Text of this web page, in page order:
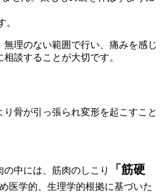
。
無理のない範囲で行い、痛みを感じ
談することが大切です。
り骨が引っ張られ変形を起こすこと
中には、筋肉のしこり
「筋硬
医学的、生理学的根拠に基づいた